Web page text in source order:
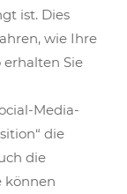
ist. Dies
wie Ihre
Sie
Media-
die
die
können